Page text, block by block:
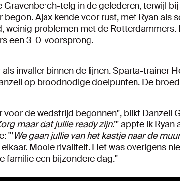
telg in de gelederen, terwijl
begon. Ajax kende voor rust, met Ryan als
weinig problemen met de Rotterdammers.
een 3-0-voorsprong.
invaller binnen de lijnen. Sparta-trainer
op broodnodige doelpunten. De
voor de wedstrijd begonnen'', blikt Danzell
maar dat jullie ready zijn.’'' appte ik
"’We gaan jullie van het kastje naar de
Mooie rivaliteit. Het was overigens
familie een bijzondere dag.''